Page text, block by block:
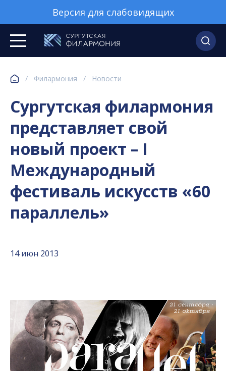
Версия для слабовидящих
/ Филармония / Новости
Сургутская филармония
представляет свой
новый проект – I
Международный
фестиваль искусств «60
параллель»
14 июн 2013